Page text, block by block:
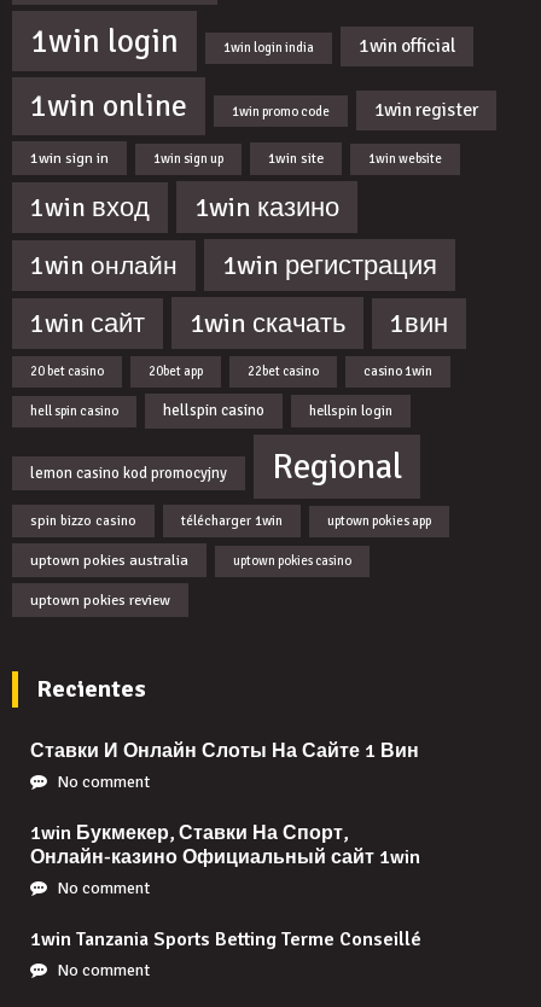
1win login 1win login india 1win official
1win online 1win promo code 1win register
1win sign in 1win sign up 1win site 1win website
1win вход 1win казино
1win онлайн 1win регистрация
1win сайт 1win скачать 1вин
20 bet casino 20bet app 22bet casino casino 1win
hell spin casino hellspin casino hellspin login
lemon casino kod promocyjny Regional
spin bizzo casino télécharger 1win uptown pokies app
uptown pokies australia uptown pokies casino
uptown pokies review
Recientes
Ставки И Онлайн Слоты На Сайте 1 Вин
No comment
1win Букмекер, Ставки На Спорт,
Онлайн-казино Официальный сайт 1win
No comment
1win Tanzania Sports Betting Terme Conseillé
No comment